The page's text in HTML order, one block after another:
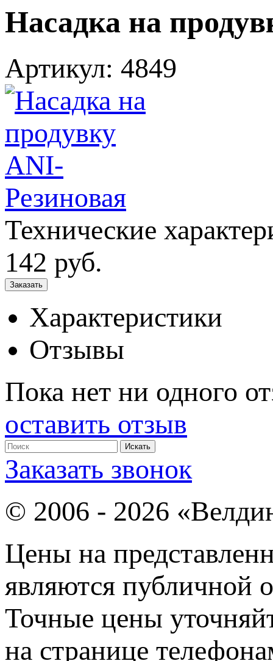
Насадка на
Артикул: 4849
Технические
142 руб.
Характеристики
Отзывы
Пока нет ни одного
оставить отзыв
Заказать звонок
© 2006 - 2026
Цены на
являются публичной
Точные цены
на странице